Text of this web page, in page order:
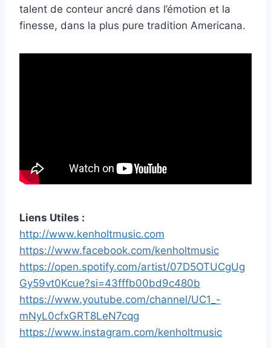
talent de conteur ancré dans l’émotion et la
finesse, dans la plus pure tradition Americana.
Liens Utiles :
http://www.kenholtmusic.com
https://www.facebook.com/kenholtmusic
https://open.spotify.com/artist/07D5OTUCgUg
Gy59vt0Kcue?si=43fffb00bd9c480b
https://www.youtube.com/channel/UC1_-
mNyL0cfxGRT8LeN7cqg
https://www.instagram.com/kenholtmusic